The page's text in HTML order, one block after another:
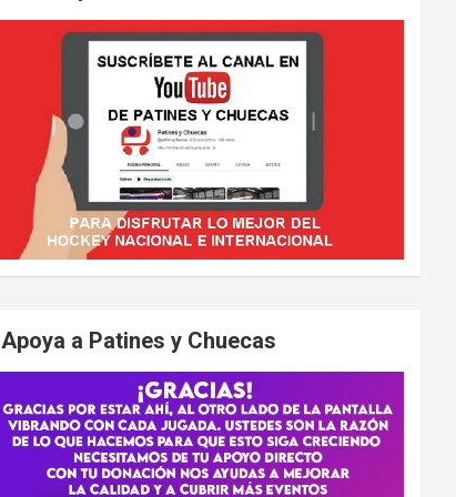
Apoya a Patines y Chuecas